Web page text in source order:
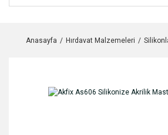
Anasayfa Hırdavat Malzemeleri